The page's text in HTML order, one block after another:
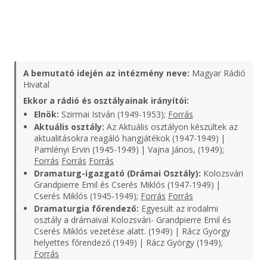
A bemutató idején az intézmény neve: Magyar Rádió
Hivatal
Ekkor a rádió és osztályainak irányítói:
Elnök: Szirmai István (1949-1953); Forrás
Aktuális osztály: Az Aktuális osztályon készültek az
aktualitásokra reagáló hangjátékok (1947-1949) |
Pamlényi Ervin (1945-1949) | Vajna János, (1949);
Forrás Forrás Forrás
Dramaturg-igazgató (Drámai Osztály): Kolozsvári
Grandpierre Emil és Cserés Miklós (1947-1949) |
Cserés Miklós (1945-1949); Forrás Forrás
Dramaturgia főrendező: Egyesült az irodalmi
osztály a drámaival Kolozsvári- Grandpierre Emil és
Cserés Miklós vezetése alatt. (1949) | Rácz György
helyettes főrendező (1949) | Rácz György (1949);
Forrás